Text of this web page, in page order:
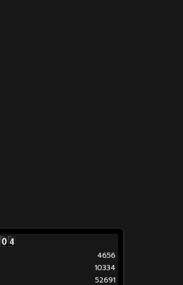
4656
10334
52691